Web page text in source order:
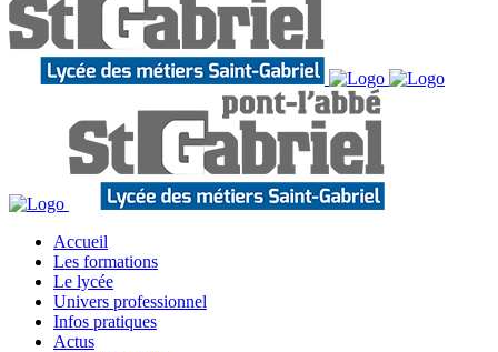
Accueil
Les formations
Le lycée
Univers professionnel
Infos pratiques
Actus